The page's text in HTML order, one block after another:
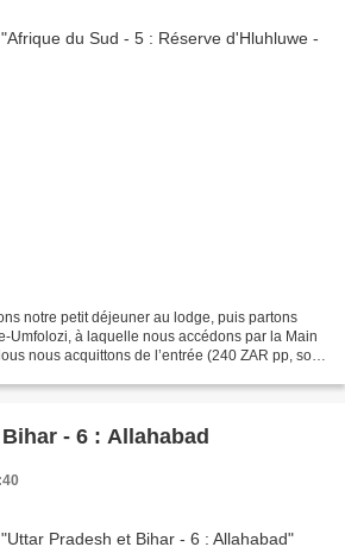
notre petit déjeuner au lodge, puis partons
Umfolozi, à laquelle nous accédons par la Main
nous acquittons de l’entrée (240 ZAR pp, soit
- 6 : Allahabad